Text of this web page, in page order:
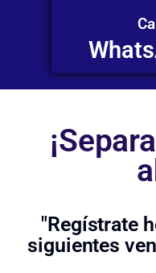
"Regístrate
siguientes